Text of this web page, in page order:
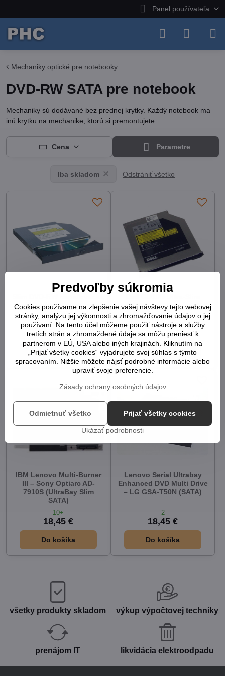
Panel používateľa
Mechaniky optické pre notebooky
DVD-RW SATA pre notebook
Mechaniky sú dodávané bez prednej krytky. Každý notebook ma
inú krytku na mechanike, ktorú si premontujete.
Cena Parametre
Iba skladom Odstrániť všetko
pre notebook (rozhranie
SATA)
10+
11,07 €
Do košíka
DVD±RW napaľovačka (9.5
mm, SATA)
1
11,07 €
Do košíka
IBM Lenovo Multi-Burner
III – Sony Optiarc AD-
7910S (UltraBay Slim
SATA)
10+
18,45 €
Do košíka
Lenovo Serial Ultrabay
Enhanced DVD Multi Drive
– LG GSA-T50N (SATA)
2
18,45 €
Do košíka
všetky produkty skladom výkup výpočtovej techniky
prenájom IT likvidácia elektroodpadu
Predvoľby súkromia
Cookies používame na zlepšenie vašej návštevy tejto webovej
stránky, analýzu jej výkonnosti a zhromažďovanie údajov o jej
používaní. Na tento účel môžeme použiť nástroje a služby
tretích strán a zhromaždené údaje sa môžu preniesť k
partnerom v EÚ, USA alebo iných krajinách. Kliknutím na
„Prijať všetky cookies“ vyjadrujete svoj súhlas s týmto
spracovaním. Nižšie môžete nájsť podrobné informácie alebo
upraviť svoje preferencie.
Zásady ochrany osobných údajov
Ukázať podrobnosti
Prijať všetky cookies
Odmietnuť všetko